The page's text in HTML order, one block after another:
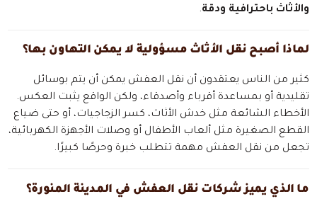
والأثاث باحترافية ودقة.
لماذا أصبح نقل الأثاث مسؤولية لا يمكن التهاون بها؟
كثير من الناس يعتقدون أن نقل العفش يمكن أن يتم بوسائل
تقليدية أو بمساعدة أقرباء وأصدقاء، ولكن الواقع يثبت العكس.
الأخطاء الشائعة مثل خدش الأثاث، كسر الزجاجيات، أو حتى ضياع
القطع الصغيرة مثل ألعاب الأطفال أو وصلات الأجهزة الكهربائية،
تجعل من نقل العفش مهمة تتطلب خبرة وحرصًا كبيرًا.
ما الذي يميز شركات نقل العفش في المدينة المنورة؟